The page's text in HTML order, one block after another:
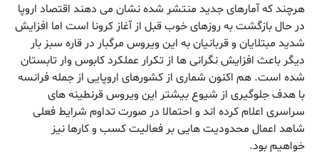
هرچند که آمارهای جدید منتشر شده نشان می دهند اقتصاد اروپا
در حال بازگشت به روزهای خوب قبل از آغاز کرونا است اما افزایش
شدید مبتلایان و قربانیان به این ویروس مرگبار در قاره سبز بار
دیگر باعث افزایش نگرانی ها از تکرار عملکرد کابوس وار تابستان
شده است. هم اکنون شماری از کشورهای اروپایی از جمله فرانسه
با هدف جلوگیری از شیوع بیشتر این ویروس قرنطینه های
سراسری اعلام کرده اند و احتمالا در صورت تداوم شرایط فعلی
شاهد اعمال محدودیت هایی بر فعالیت کسب و کارها نیز
خواهیم بود.